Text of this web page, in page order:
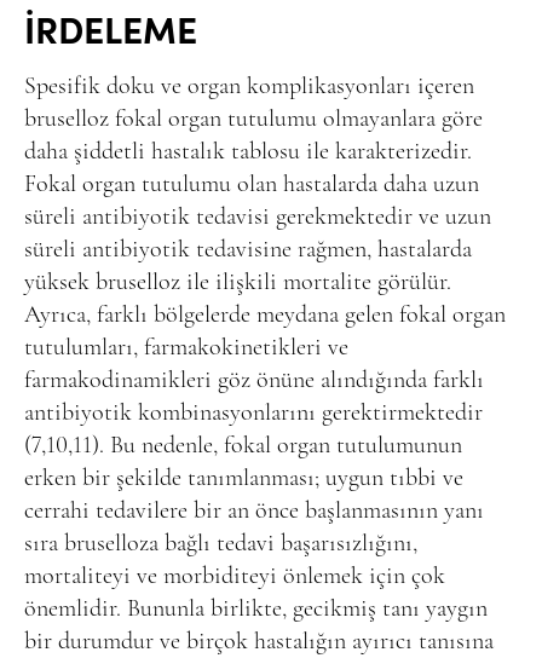
İRDELEME
Spesifik doku ve organ komplikasyonları içeren
bruselloz fokal organ tutulumu olmayanlara göre
daha şiddetli hastalık tablosu ile karakterizedir.
Fokal organ tutulumu olan hastalarda daha uzun
süreli antibiyotik tedavisi gerekmektedir ve uzun
süreli antibiyotik tedavisine rağmen, hastalarda
yüksek bruselloz ile ilişkili mortalite görülür.
Ayrıca, farklı bölgelerde meydana gelen fokal organ
tutulumları, farmakokinetikleri ve
farmakodinamikleri göz önüne alındığında farklı
antibiyotik kombinasyonlarını gerektirmektedir
(7,10,11). Bu nedenle, fokal organ tutulumunun
erken bir şekilde tanımlanması; uygun tıbbi ve
cerrahi tedavilere bir an önce başlanmasının yanı
sıra bruselloza bağlı tedavi başarısızlığını,
mortaliteyi ve morbiditeyi önlemek için çok
önemlidir. Bununla birlikte, gecikmiş tanı yaygın
bir durumdur ve birçok hastalığın ayırıcı tanısına